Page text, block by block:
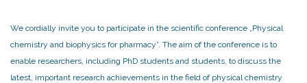
We cordially invite you to participate in the scientific conference „Physical
chemistry and biophysics for pharmacy”. The aim of the conference is to
enable researchers, including PhD students and students, to discuss the
latest, important research achievements in the field of physical chemistry